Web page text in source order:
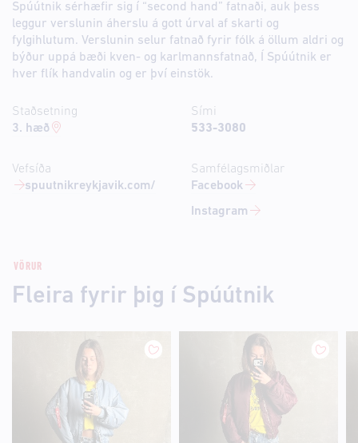
Spúútnik sérhæfir sig í “second hand” fatnaði, auk þess
leggur verslunin áherslu á gott úrval af skarti og
fylgihlutum. Verslunin selur fatnað fyrir fólk á öllum aldri og
býður uppá bæði kven- og karlmannsfatnað, Í Spúútnik er
hver flík handvalin og er því einstök.
Staðsetning
3. hæð
Vefsíða
spuutnikreykjavik.com/
Sími
533-3080
Samfélagsmiðlar
Facebook
Instagram
VÖRUR
Fleira fyrir þig í Spúútnik